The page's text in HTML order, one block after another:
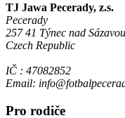
TJ Jawa Pecerady, z.s.
Pecerady
257 41 Týnec nad Sázavou
Czech Republic
IČ : 47082852
Email:
Pro rodiče